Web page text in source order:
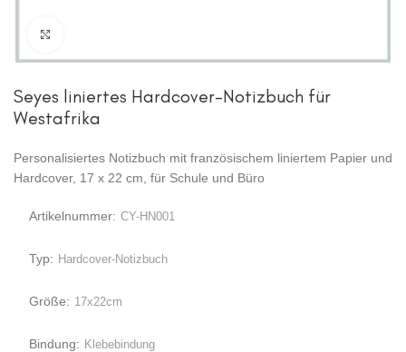
Seyes liniertes Hardcover-Notizbuch für
Westafrika
Personalisiertes Notizbuch mit französischem liniertem Papier und
Hardcover, 17 x 22 cm, für Schule und Büro
Artikelnummer: CY-HN001
Typ: Hardcover-Notizbuch
Größe: 17x22cm
Bindung: Klebebindung